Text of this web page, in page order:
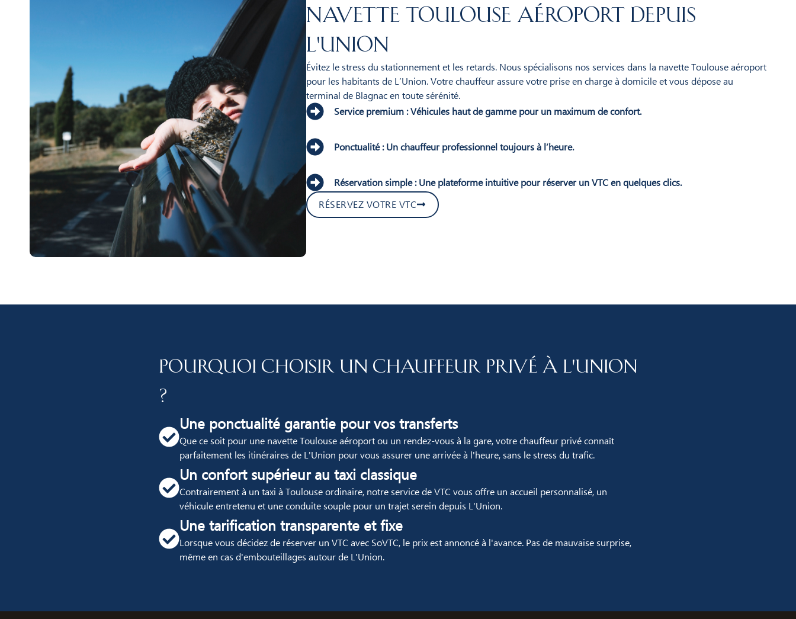
Navette Toulouse aéroport depuis
L'Union
Évitez le stress du stationnement et les retards. Nous spécialisons nos services dans la navette Toulouse aéroport
pour les habitants de L’Union. Votre chauffeur assure votre prise en charge à domicile et vous dépose au
terminal de Blagnac en toute sérénité.
Service premium : Véhicules haut de gamme pour un maximum de confort.
Ponctualité : Un chauffeur professionnel toujours à l’heure.
Réservation simple : Une plateforme intuitive pour réserver un VTC en quelques clics.
RÉSERVEZ VOTRE VTC
Pourquoi choisir un chauffeur privé à L'Union
?
Une ponctualité garantie pour vos transferts
Que ce soit pour une navette Toulouse aéroport ou un rendez-vous à la gare, votre chauffeur privé connaît
parfaitement les itinéraires de L'Union pour vous assurer une arrivée à l'heure, sans le stress du trafic.
Un confort supérieur au taxi classique
Contrairement à un taxi à Toulouse ordinaire, notre service de VTC vous offre un accueil personnalisé, un
véhicule entretenu et une conduite souple pour un trajet serein depuis L'Union.
Une tarification transparente et fixe
Lorsque vous décidez de réserver un VTC avec SoVTC, le prix est annoncé à l'avance. Pas de mauvaise surprise,
même en cas d'embouteillages autour de L'Union.